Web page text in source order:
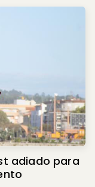
adiado para